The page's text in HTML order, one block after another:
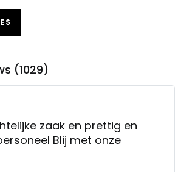
(1029)
zaak en prettig en
Blij met onze